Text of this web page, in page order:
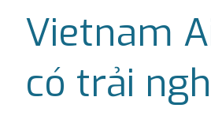
Vietnam
có trải